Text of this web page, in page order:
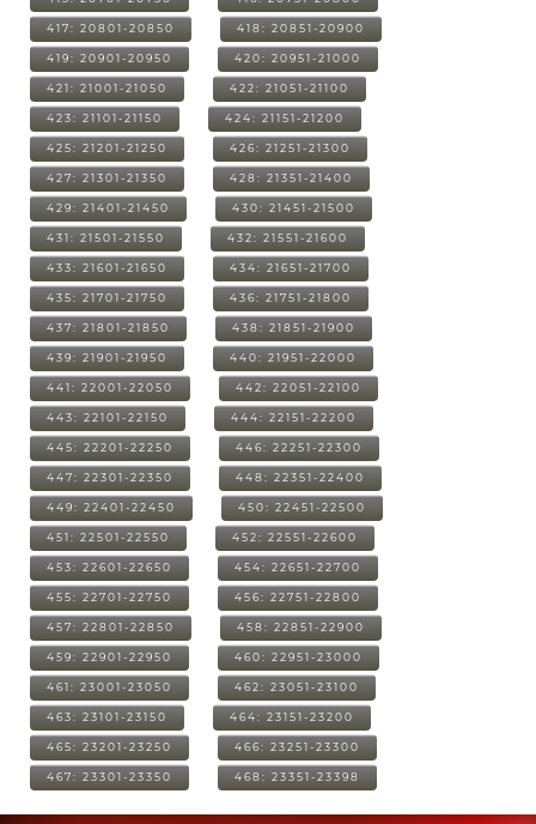
417: 20801-20850 418: 20851-20900
419: 20901-20950 420: 20951-21000
421: 21001-21050 422: 21051-21100
423: 21101-21150 424: 21151-21200
425: 21201-21250 426: 21251-21300
427: 21301-21350 428: 21351-21400
429: 21401-21450 430: 21451-21500
431: 21501-21550 432: 21551-21600
433: 21601-21650 434: 21651-21700
435: 21701-21750 436: 21751-21800
437: 21801-21850 438: 21851-21900
439: 21901-21950 440: 21951-22000
441: 22001-22050 442: 22051-22100
443: 22101-22150 444: 22151-22200
445: 22201-22250 446: 22251-22300
447: 22301-22350 448: 22351-22400
449: 22401-22450 450: 22451-22500
451: 22501-22550 452: 22551-22600
453: 22601-22650 454: 22651-22700
455: 22701-22750 456: 22751-22800
457: 22801-22850 458: 22851-22900
459: 22901-22950 460: 22951-23000
461: 23001-23050 462: 23051-23100
463: 23101-23150 464: 23151-23200
465: 23201-23250 466: 23251-23300
467: 23301-23350 468: 23351-23398